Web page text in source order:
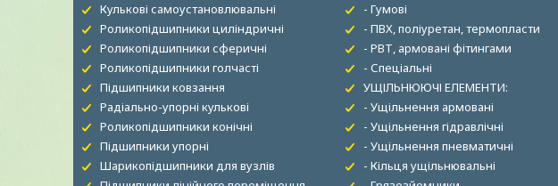
Кулькові самоустановлювальні
Роликопідшипники циліндричні
Роликопідшипники сферичні
Роликопідшипники голчасті
Підшипники ковзання
Радіально-упорні кулькові
Роликопідшипники конічні
Підшипники упорні
Шарикопідшипники для вузлів
- Гумові
- ПВХ, поліуретан, термопласти
- РВТ, армовані фітингами
- Спеціальні
УЩІЛЬНЮЮЧІ ЕЛЕМЕНТИ:
- Ущільнення армовані
- Ущільнення гідравлічні
- Ущільнення пневматичні
- Кільця ущільнювальні